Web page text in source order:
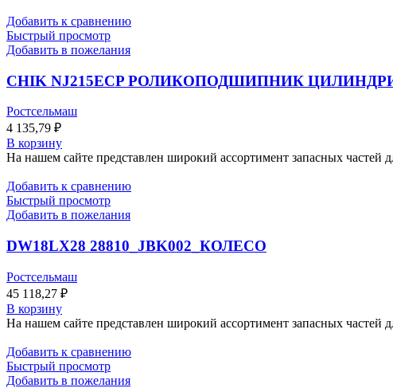
Добавить к сравнению
Быстрый просмотр
Добавить в пожелания
CHIK NJ215ECP РОЛИКОПОДШИПНИК
Ростсельмаш
4 135,79 ₽
В корзину
На нашем сайте представлен широкий ассортимент запасных частей
Добавить к сравнению
Быстрый просмотр
Добавить в пожелания
DW18LX28 28810_JBK002_КОЛЕСО
Ростсельмаш
45 118,27 ₽
В корзину
На нашем сайте представлен широкий ассортимент запасных частей
Добавить к сравнению
Быстрый просмотр
Добавить в пожелания